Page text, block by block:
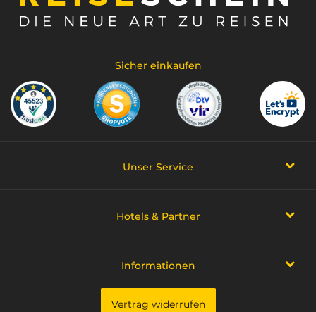
Sicher einkaufen
Unser Service
Hotels & Partner
Informationen
Vertrag widerrufen